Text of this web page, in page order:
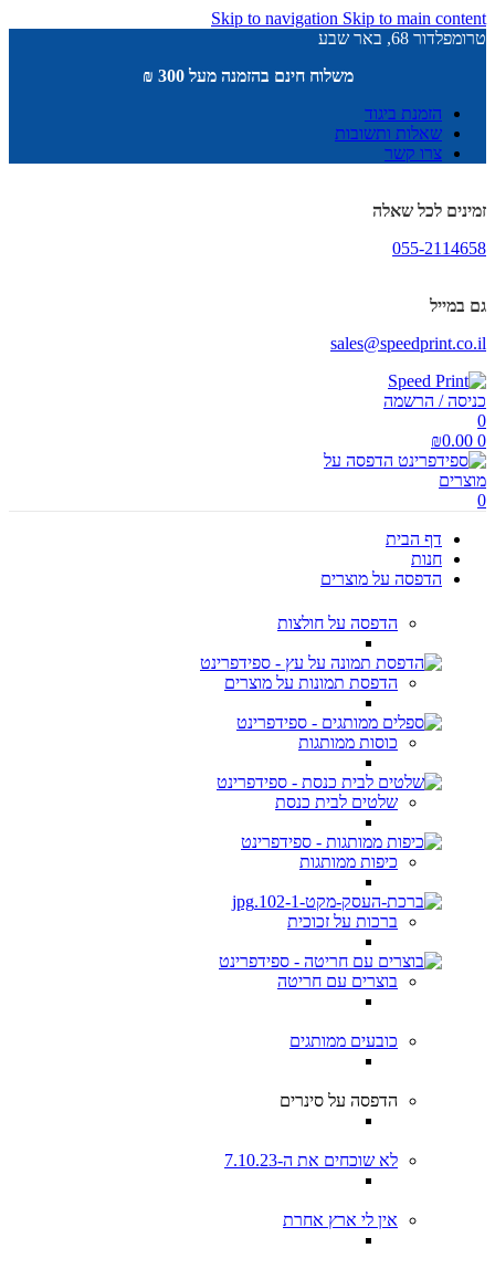
Skip to navigation Skip to main content
טרומפלדור 68, באר שבע
משלוח חינם בהזמנה מעל 300 ₪
הזמנת ביגוד
שאלות ותשובות
צרו קשר
זמינים לכל שאלה
055-2114658
גם במייל
sales@speedprint.co.il
כניסה / הרשמה
0
0
₪0.00
0
דף הבית
חנות
הדפסה על מוצרים
הדפסה על חולצות
הדפסת תמונות על מוצרים
כוסות ממותגות
שלטים לבית כנסת
כיפות ממותגות
ברכות על זכוכית
בוצרים עם חריטה
כובעים ממותגים
הדפסה על סינרים
לא שוכחים את ה-7.10.23
אין לי ארץ אחרת